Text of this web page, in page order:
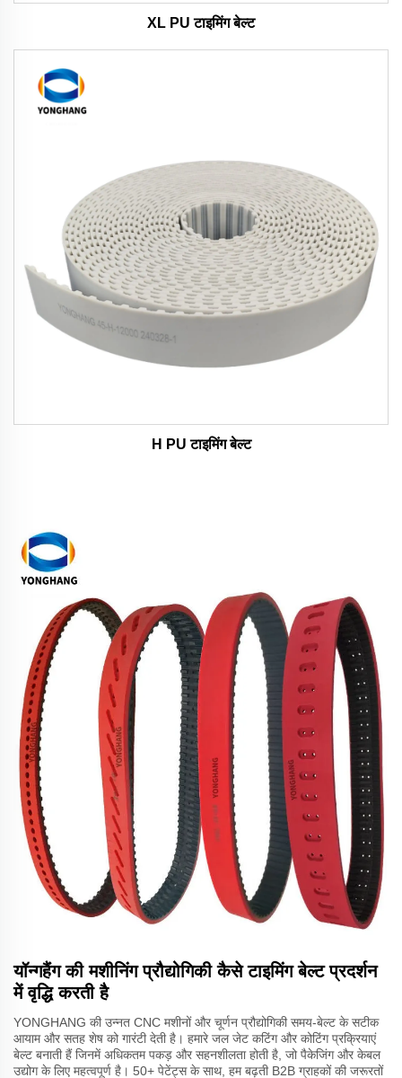
XL PU टाइमिंग बेल्ट
H PU टाइमिंग बेल्ट
यॉन्गहैंग की मशीनिंग प्रौद्योगिकी कैसे टाइमिंग बेल्ट प्रदर्शन
में वृद्धि करती है
YONGHANG की उन्नत CNC मशीनों और चूर्णन प्रौद्योगिकी समय-बेल्ट के सटीक
आयाम और सतह शेष को गारंटी देती है। हमारे जल जेट कटिंग और कोटिंग प्रक्रियाएं
बेल्ट बनाती हैं जिनमें अधिकतम पकड़ और सहनशीलता होती है, जो पैकेजिंग और केबल
उद्योग के लिए महत्वपूर्ण है। 50+ पेटेंट्स के साथ, हम बढ़ती B2B ग्राहकों की जरूरतों